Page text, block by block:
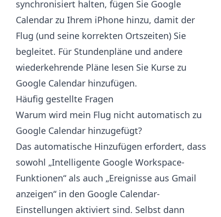
synchronisiert halten, fügen Sie Google
Calendar zu Ihrem iPhone hinzu, damit der
Flug (und seine korrekten Ortszeiten) Sie
begleitet. Für Stundenpläne und andere
wiederkehrende Pläne lesen Sie Kurse zu
Google Calendar hinzufügen.
Häufig gestellte Fragen
Warum wird mein Flug nicht automatisch zu
Google Calendar hinzugefügt?
Das automatische Hinzufügen erfordert, dass
sowohl „Intelligente Google Workspace-
Funktionen“ als auch „Ereignisse aus Gmail
anzeigen“ in den Google Calendar-
Einstellungen aktiviert sind. Selbst dann